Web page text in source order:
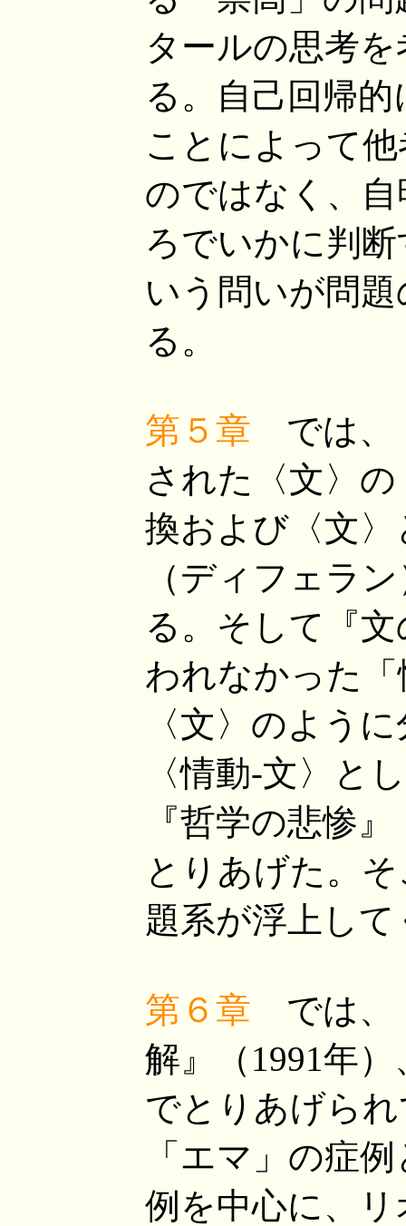
タールの思考
る。自己回帰
ことによって
のではなく、
ろでいかに判
いう問いが問
る。
第５章 では、
された〈文〉
換および〈文
（ディフェラ
る。そして『
われなかった
〈文〉のよう
〈情動-文〉と
『哲学の悲惨
とりあげた。
題系が浮上して
第６章 では、
解』（1991年
でとりあげら
「エマ」の症
例を中心に、